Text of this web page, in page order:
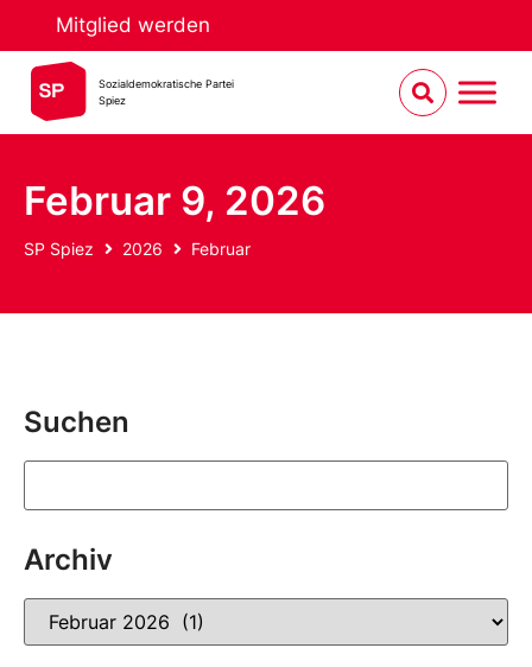
Mitglied werden
Sozialdemokratische Partei
Spiez
Februar 9, 2026
SP Spiez 2026 Februar
Suchen
Archiv